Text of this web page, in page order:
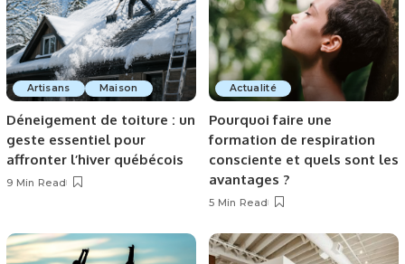
Artisans Maison
Déneigement de toiture : un
geste essentiel pour
affronter l’hiver québécois
9 Min Read
Actualité
Pourquoi faire une
formation de respiration
consciente et quels sont les
avantages ?
5 Min Read